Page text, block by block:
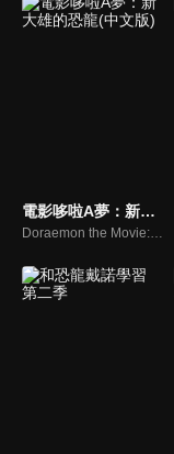
電影哆啦A夢：新大雄的恐龍(中文版)
Doraemon the Movie:Nobita’s Dinosaur 2006